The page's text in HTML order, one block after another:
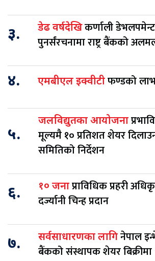
३. डेढ वर्षदेखिकर्णाली
पुनर्संरचनामा राष्ट्र बैंकको
४. एमबीएल इक्वीटीफण्डको
५.
जलविद्युतका आयोजना
मूल्यमै १० प्रतिशत शेयर
समितिको निर्देशन
६. १० जनाप्राविधिक प्रहरी
दर्ज्यानी चिन्ह प्रदान
७. सर्वसाधारणका लागिनेपाल
बैंकको संस्थापक शेयर बिक्रीमा